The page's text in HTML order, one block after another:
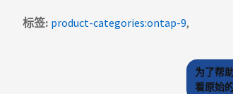
标签 product-categories:ontap-9
为了帮
看原始